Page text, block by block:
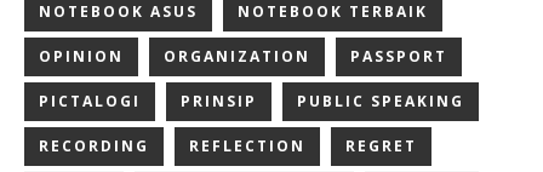
NOTEBOOK ASUS NOTEBOOK TERBAIK
OPINION ORGANIZATION PASSPORT
PICTALOGI PRINSIP PUBLIC SPEAKING
RECORDING REFLECTION REGRET